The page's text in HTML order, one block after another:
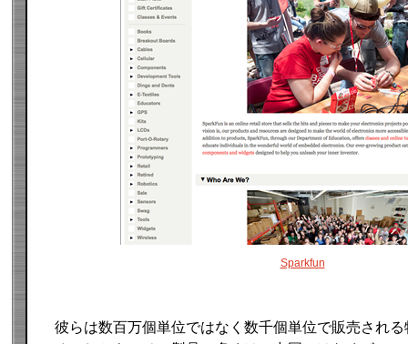
Sparkfun
彼らは数百万個単位ではなく数千個単位で販売され